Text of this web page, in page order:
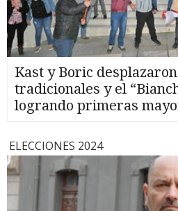
Kast y Boric
tradicionales y el
logrando primeras
ELECCIONES 2024